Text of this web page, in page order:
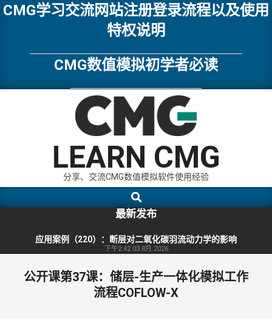
Skip
CMG学习交流网站注册登录流程以及使用
特权说明
CMG数值模拟初学者必读
LEARN CMG
分享、交流CMG数值模拟软件使用经验
Navigation
Search
最新发布
应用案例（220）：断层对二氧化碳羽流动力学的影响
下午2:42 03 8月 2026
公开课第37课：储层-生产一体化模拟工作
流程COFLOW-X